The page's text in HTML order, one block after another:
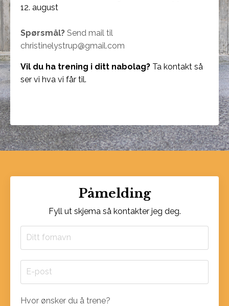
12. august
Spørsmål? Send mail til
christinelystrup@gmail.com
Vil du ha trening i ditt nabolag? Ta kontakt så
ser vi hva vi får til.
Påmelding
Fyll ut skjema så kontakter jeg deg.
Hvor ønsker du å trene?